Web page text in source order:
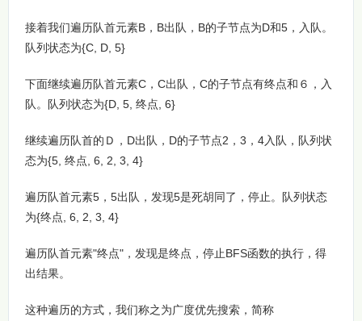
接着我们遍历队首元素B，B出队，B的子节点为D和5，入队。
队列状态为{C, D, 5}
下面继续遍历队首元素C，C出队，C的子节点有终点和６，入
队。队列状态为{D, 5, 终点, 6}
继续遍历队首的Ｄ，D出队，D的子节点2，3，4入队，队列状
态为{5, 终点, 6, 2, 3, 4}
遍历队首元素5，5出队，发现5是死胡同了，停止。队列状态
为{终点, 6, 2, 3, 4}
遍历队首元素"终点"，发现是终点，停止BFS函数的执行，得
出结果。
这种遍历的方式，我们称之为广度优先搜索，简称